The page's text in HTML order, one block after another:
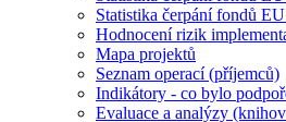
Statistika čerpání fondů
Hodnocení rizik
Mapa projektů
Seznam operací (příjemců)
Indikátory - co bylo
Evaluace a analýzy